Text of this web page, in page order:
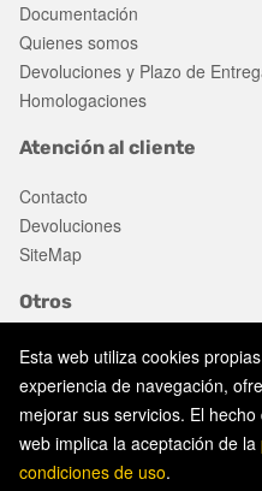
Documentación
Quienes somos
Devoluciones y Plazo de
Homologaciones
Atención al cliente
Contacto
Devoluciones
SiteMap
Otros
Ofertas
Aviso legal
Política de privacidad
Esta web utiliza cookies
experiencia de navegación,
mejorar sus servicios. El
web implica la aceptación de la
condiciones de uso.